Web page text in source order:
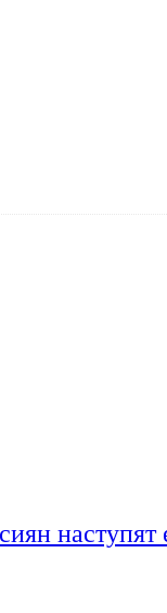
наступят